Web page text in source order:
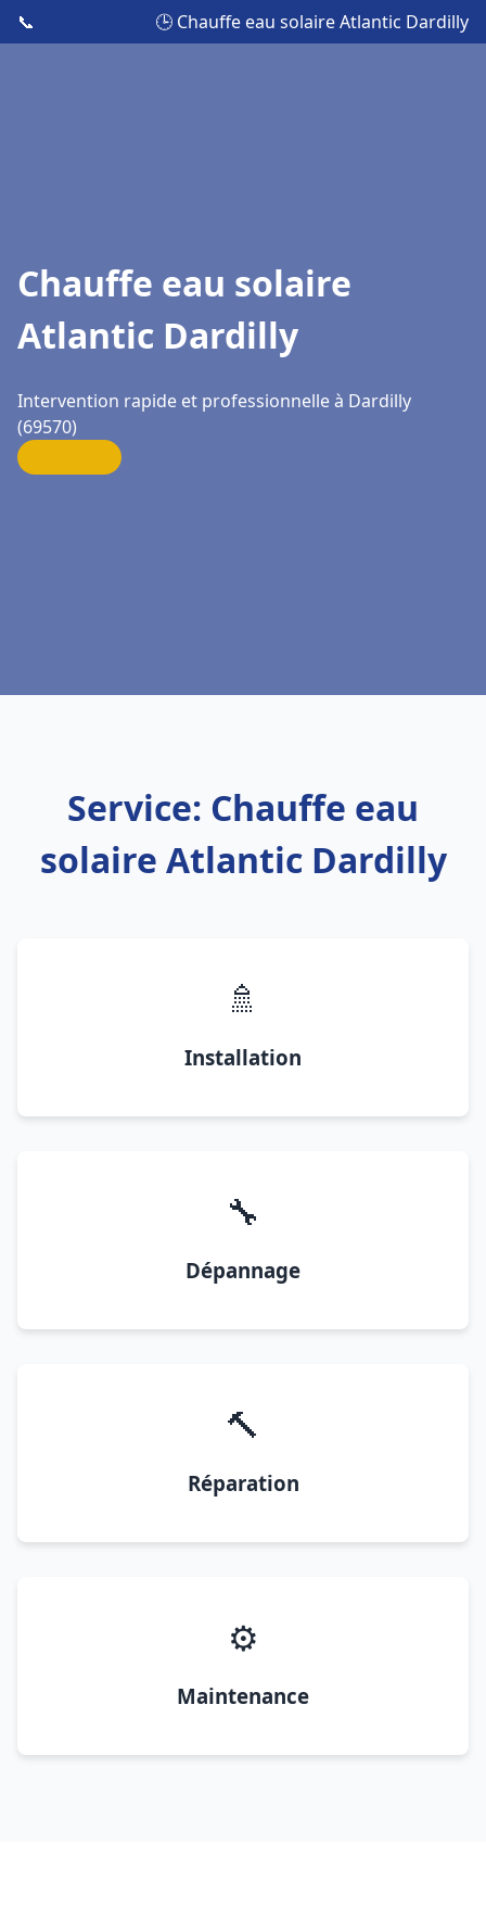
📞 🕒 Chauffe eau solaire Atlantic Dardilly
Chauffe eau solaire
Atlantic Dardilly
Intervention rapide et professionnelle à Dardilly
(69570)
Service: Chauffe eau
solaire Atlantic Dardilly
🚿
Installation
🔧
Dépannage
🔨
Réparation
⚙️
Maintenance